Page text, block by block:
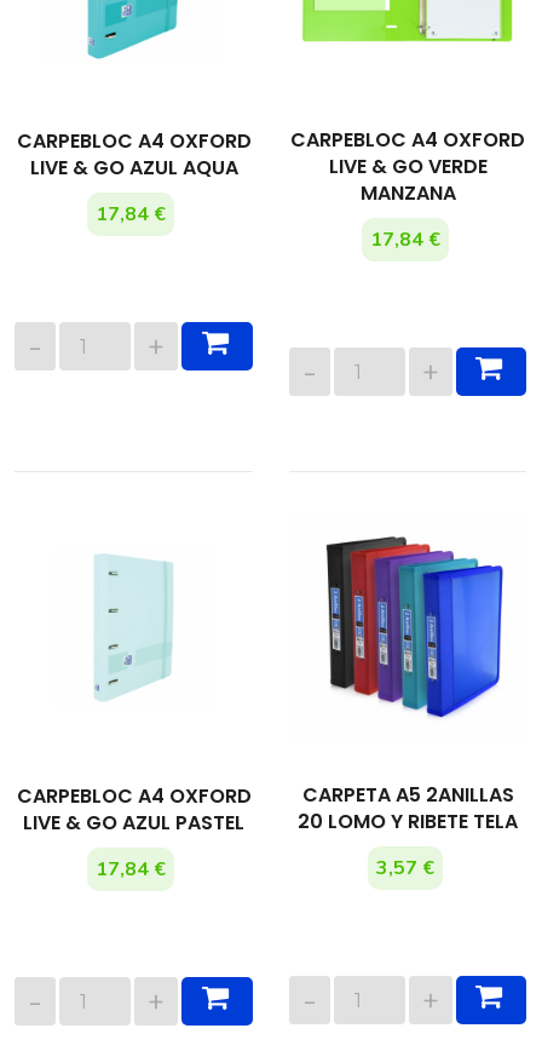
CARPEBLOC A4 OXFORD
LIVE & GO AZUL AQUA
17,84 €
CARPEBLOC A4 OXFORD
LIVE & GO VERDE
MANZANA
17,84 €
CARPEBLOC A4 OXFORD
LIVE & GO AZUL PASTEL
17,84 €
CARPETA A5 2ANILLAS
20 LOMO Y RIBETE TELA
3,57 €